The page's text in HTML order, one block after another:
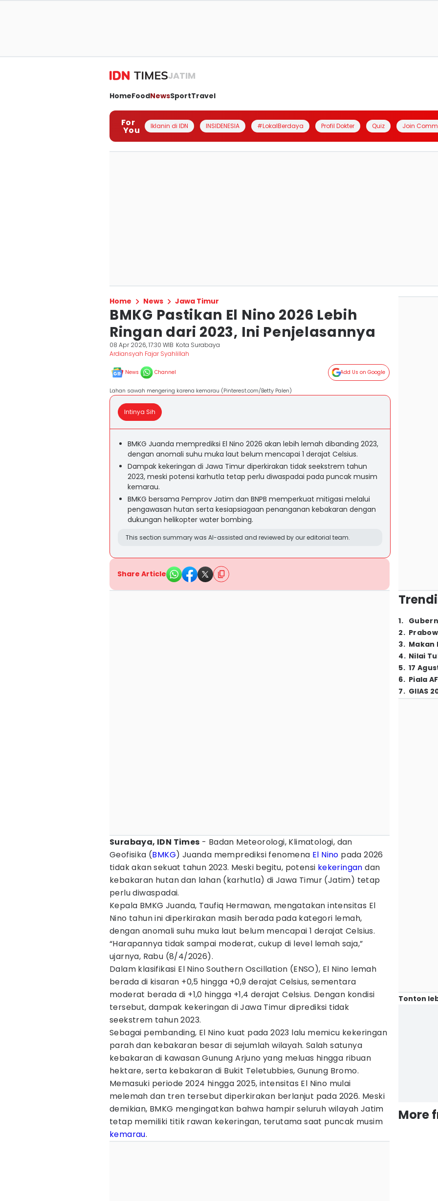
JATIM
HomeFoodNewsSportTravel
For
You Iklanin di IDN INSIDENESIA #LokalBerdaya Profil Dokter Quiz Join
Home News Jawa Timur
BMKG Pastikan El Nino 2026 Lebih
Ringan dari 2023, Ini Penjelasannya
08 Apr 2026, 17:30 WIB Kota Surabaya
Ardiansyah Fajar Syahlillah
News Channel Add Us on Google
Lahan sawah mengering karena kemarau (Pinterest.com/Betty Palen)
Intinya Sih
BMKG Juanda memprediksi El Nino 2026 akan lebih lemah dibanding 2023,
dengan anomali suhu muka laut belum mencapai 1 derajat Celsius.
Dampak kekeringan di Jawa Timur diperkirakan tidak seekstrem tahun
2023, meski potensi karhutla tetap perlu diwaspadai pada puncak musim
kemarau.
BMKG bersama Pemprov Jatim dan BNPB memperkuat mitigasi melalui
pengawasan hutan serta kesiapsiagaan penanganan kebakaran dengan
dukungan helikopter water bombing.
This section summary was AI-assisted and reviewed by our editorial team.
Share Article
Surabaya, IDN Times - Badan Meteorologi, Klimatologi, dan
Geofisika (BMKG) Juanda memprediksi fenomena El Nino pada 2026
tidak akan sekuat tahun 2023. Meski begitu, potensi kekeringan dan
kebakaran hutan dan lahan (karhutla) di Jawa Timur (Jatim) tetap
perlu diwaspadai.
Kepala BMKG Juanda, Taufiq Hermawan, mengatakan intensitas El
Nino tahun ini diperkirakan masih berada pada kategori lemah,
dengan anomali suhu muka laut belum mencapai 1 derajat Celsius.
“Harapannya tidak sampai moderat, cukup di level lemah saja,”
ujarnya, Rabu (8/4/2026).
Dalam klasifikasi El Nino Southern Oscillation (ENSO), El Nino lemah
berada di kisaran +0,5 hingga +0,9 derajat Celsius, sementara
moderat berada di +1,0 hingga +1,4 derajat Celsius. Dengan kondisi
tersebut, dampak kekeringan di Jawa Timur diprediksi tidak
seekstrem tahun 2023.
Sebagai pembanding, El Nino kuat pada 2023 lalu memicu kekeringan
parah dan kebakaran besar di sejumlah wilayah. Salah satunya
kebakaran di kawasan Gunung Arjuno yang meluas hingga ribuan
hektare, serta kebakaran di Bukit Teletubbies, Gunung Bromo.
Memasuki periode 2024 hingga 2025, intensitas El Nino mulai
melemah dan tren tersebut diperkirakan berlanjut pada 2026. Meski
demikian, BMKG mengingatkan bahwa hampir seluruh wilayah Jatim
tetap memiliki titik rawan kekeringan, terutama saat puncak musim
kemarau.
1.
2.
3. Makan
4. Nilai
5. 17
6. Piala
7. GIIAS
Tonton
More